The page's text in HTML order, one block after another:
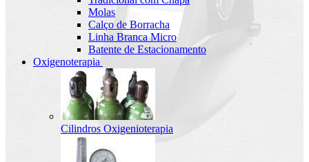
Molas
Calço de Borracha
Linha Branca Micro
Batente de Estacionamento
Oxigenoterapia
Cilindros Oxigenioterapia